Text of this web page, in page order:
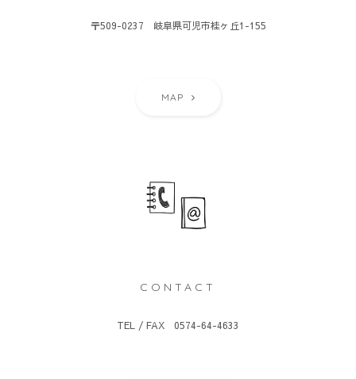
〒509-0237 岐阜県可児市桂ヶ丘1-155
MAP
CONTACT
TEL / FAX 0574-64-4633